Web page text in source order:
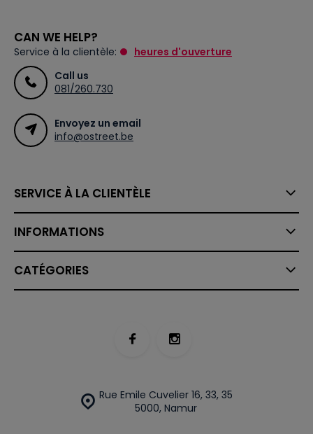
CAN WE HELP?
Service à la clientèle:
heures d'ouverture
Call us
081/260.730
Envoyez un email
info@ostreet.be
SERVICE À LA CLIENTÈLE
INFORMATIONS
CATÉGORIES
Rue Emile Cuvelier 16, 33, 35
5000, Namur